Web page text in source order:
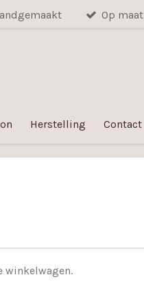
Op maat
Herstelling Contact
winkelwagen.